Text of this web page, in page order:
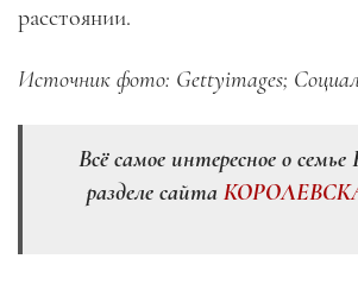
расстоянии.
Источник фото: Gettyimages;
Всё самое интересное о семье
разделе сайта